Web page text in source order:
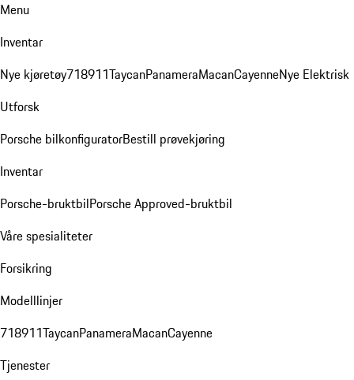
Menu
Inventar
Nye kjøretøy718911TaycanPanameraMacanCayenneNye Elektrisk
Utforsk
Porsche bilkonfiguratorBestill prøvekjøring
Inventar
Porsche-bruktbilPorsche Approved-bruktbil
Våre spesialiteter
Forsikring
Modelllinjer
718911TaycanPanameraMacanCayenne
Tjenester